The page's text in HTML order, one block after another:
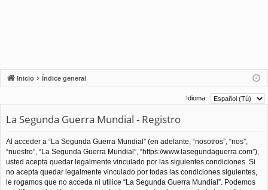
Inicio Índice general
Idioma:
La Segunda Guerra Mundial - Registro
Al acceder a “La Segunda Guerra Mundial” (en adelante, “nosotros”, “nos”,
“nuestro”, “La Segunda Guerra Mundial”, “https://www.lasegundaguerra.com”),
usted acepta quedar legalmente vinculado por las siguientes condiciones. Si
no acepta quedar legalmente vinculado por todas las condiciones siguientes,
le rogamos que no acceda ni utilice “La Segunda Guerra Mundial”. Podemos